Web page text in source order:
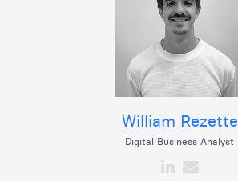
William Rezette
Digital Business Analyst